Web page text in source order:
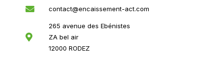
contact@encaissement-act.com
265 avenue des Ebénistes
ZA bel air
12000 RODEZ